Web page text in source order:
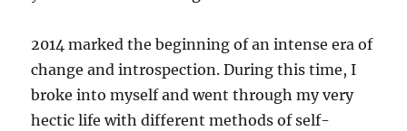
2014 marked the beginning of an intense era of
change and introspection. During this time, I
broke into myself and went through my very
hectic life with different methods of self-